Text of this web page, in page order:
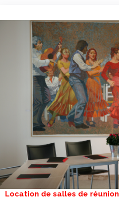
Location de salles de réunion